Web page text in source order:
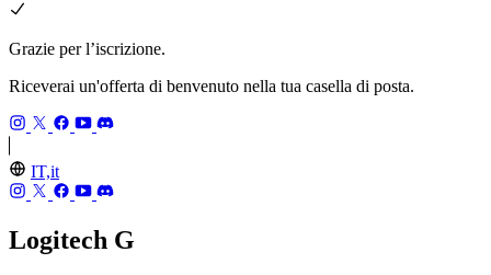
Grazie per l’iscrizione.
Riceverai un'offerta di benvenuto nella tua casella di posta.
IT,it
Logitech G